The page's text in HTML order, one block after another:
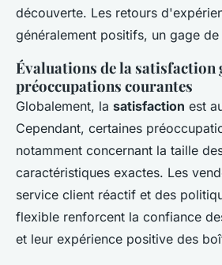
découverte. Les retours
généralement positifs, un gage
Évaluations de la satisfaction
préoccupations courantes
Globalement, la satisfaction est
Cependant, certaines
notamment concernant la taille
caractéristiques exactes. Les
service client réactif et des
flexible renforcent la confiance
et leur expérience positive des